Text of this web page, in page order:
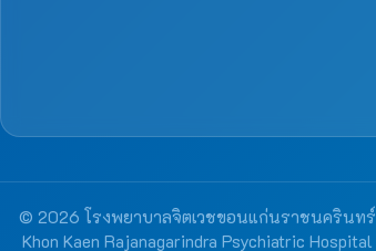
© 2026 โรงพยาบาลจิตเวชขอนแก่นราชนครินทร์
Khon Kaen Rajanagarindra Psychiatric Hospital